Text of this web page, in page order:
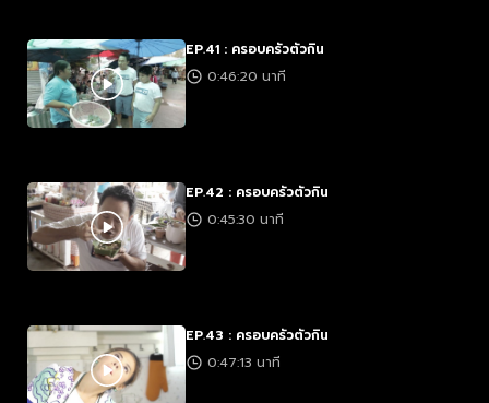
EP.41 : ครอบครัวตัวกิน
0:46:20 นาที
EP.42 : ครอบครัวตัวกิน
0:45:30 นาที
EP.43 : ครอบครัวตัวกิน
0:47:13 นาที